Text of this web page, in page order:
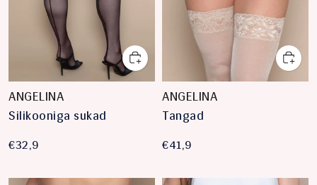
ANGELINA
Silikooniga sukad
€32,9
ANGELINA
Tangad
€41,9